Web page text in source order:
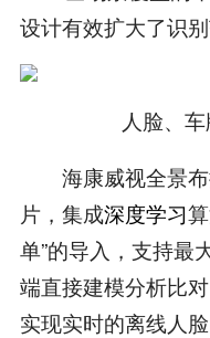
设计有效扩大了识
人脸、
海康威视全景布
片，集成深度学习
单”的导入，支持最
端直接建模分析比
实现实时的离线人